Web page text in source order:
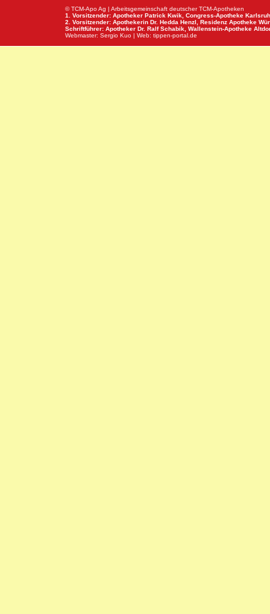
© TCM-Apo Ag | Arbeitsgemeinschaft deutscher TCM-Apotheken
1. Vorsitzender: Apotheker Patrick Kwik, Congress-Apotheke
2. Vorsitzender: Apothekerin Dr. Hedda Henzl, Residenz Apotheke
Schriftführer: Apotheker Dr. Ralf Schabik, Wallenstein-Apotheke
Webmaster: Sergio Kuo | Web: tippen-portal.de